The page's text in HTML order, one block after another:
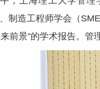
、制造工程师学会（
前景”的学术报告。管